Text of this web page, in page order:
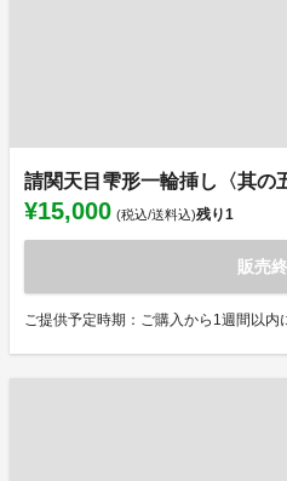
請関天目雫形一輪挿し〈其の
¥15,000 (税込/送料込)残り1
販売
ご提供予定時期：ご購入から1週間以内